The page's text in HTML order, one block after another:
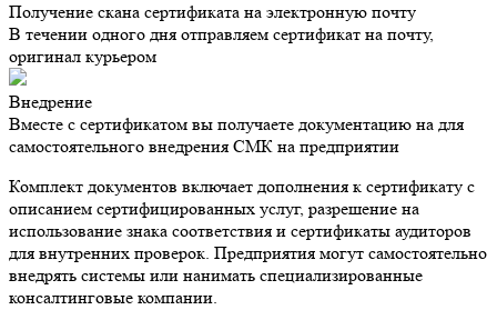
Получение скана сертификата на электронную почту
В течении одного дня отправляем сертификат на почту,
оригинал курьером
Внедрение
Вместе с сертификатом вы получаете документацию на для
самостоятельного внедрения СМК на предприятии
Комплект документов включает дополнения к сертификату с
описанием сертифицированных услуг, разрешение на
использование знака соответствия и сертификаты аудиторов
для внутренних проверок. Предприятия могут самостоятельно
внедрять системы или нанимать специализированные
консалтинговые компании.